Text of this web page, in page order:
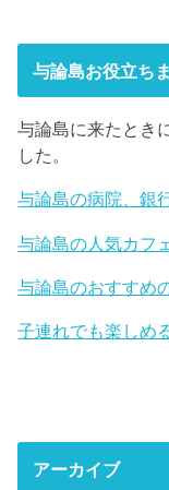
与論島お役立ち
与論島に来たとき
した。
与論島の病院、銀
与論島の人気カフ
与論島のおすすめ
子連れでも楽しめ
アーカイブ